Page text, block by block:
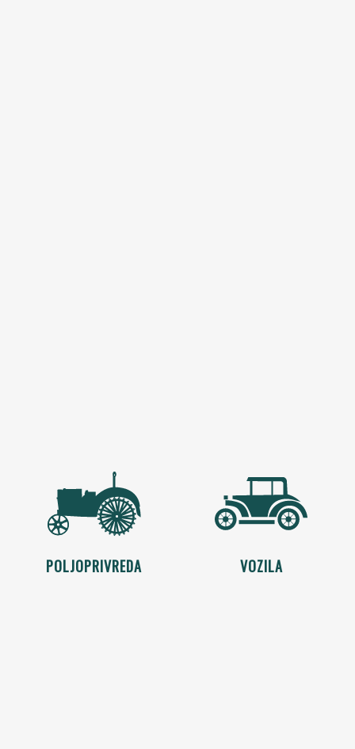
POLJOPRIVREDA VOZILA